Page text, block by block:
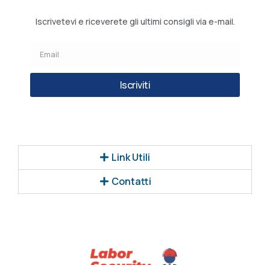
Iscrivetevi e riceverete gli ultimi consigli via e-mail.
Iscriviti
Link Utili
Contatti